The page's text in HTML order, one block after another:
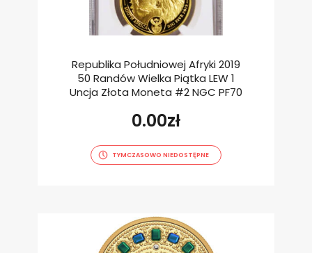
Republika Południowej Afryki 2019
50 Randów Wielka Piątka LEW 1
Uncja Złota Moneta #2 NGC PF70
0.00zł
TYMCZASOWO NIEDOSTĘPNE